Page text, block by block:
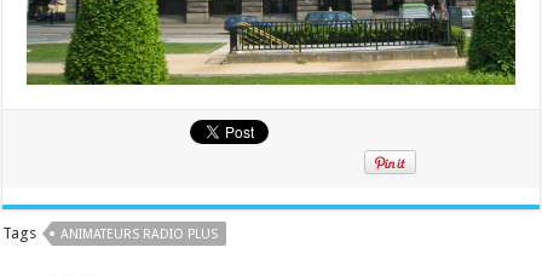
Tags ANIMATEURS RADIO PLUS